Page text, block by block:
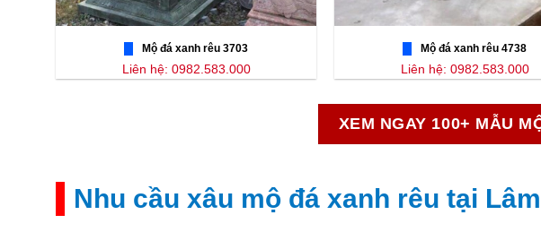
Mộ đá xanh rêu 3703
Liên hệ: 0982.583.000
Mộ đá xanh rêu 4738
Liên hệ: 0982.583.000
XEM NGAY 100+ MẪU
Nhu cầu xâu mộ đá xanh rêu tại